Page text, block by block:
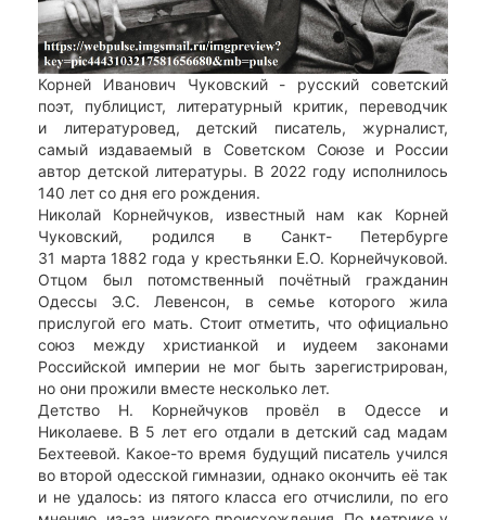
Корней Иванович Чуковский - русский советский
поэт, публицист, литературный критик, переводчик
и литературовед, детский писатель, журналист,
самый издаваемый в Советском Союзе и России
автор детской литературы. В 2022 году исполнилось
140 лет со дня его рождения.
Николай Корнейчуков, известный нам как Корней
Чуковский, родился в Санкт- Петербурге
31 марта 1882 года у крестьянки Е.О. Корнейчуковой.
Отцом был потомственный почётный гражданин
Одессы Э.С. Левенсон, в семье которого жила
прислугой его мать. Стоит отметить, что официально
союз между христианкой и иудеем законами
Российской империи не мог быть зарегистрирован,
но они прожили вместе несколько лет.
Детство Н. Корнейчуков провёл в Одессе и
Николаеве. В 5 лет его отдали в детский сад мадам
Бехтеевой. Какое-то время будущий писатель учился
во второй одесской гимназии, однако окончить её так
и не удалось: из пятого класса его отчислили, по его